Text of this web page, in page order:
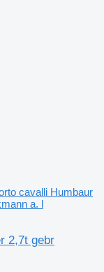
cavalli Humbaur
a. l
2,7t gebr